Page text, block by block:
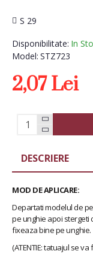
Disponibilitate: In
Model: STZ723
S 29
2,07 Lei
DESCRIERE
MOD DE APLICARE:
Departati modelul de
pe unghie apoi stergeti
fixeaza bine pe unghie.
(ATENTIE: tatuajul se